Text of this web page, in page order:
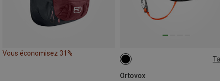
Vous économisez 31%
Ortovox
28L